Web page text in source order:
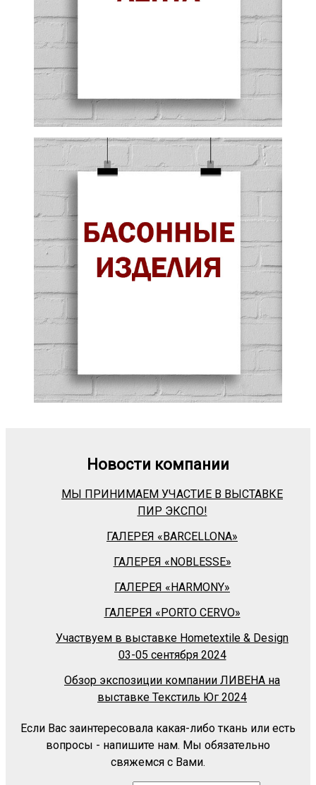
Новости компании
МЫ ПРИНИМАЕМ УЧАСТИЕ В ВЫСТАВКЕ
ПИР ЭКСПО!
ГАЛЕРЕЯ «BARСELLONA»
ГАЛЕРЕЯ «NOBLESSE»
ГАЛЕРЕЯ «HARMONY»
ГАЛЕРЕЯ «PORTO CERVO»
Участвуем в выставке Hometextile & Design
03-05 сентября 2024
Обзор экспозиции компании ЛИВЕНА на
выставке Текстиль Юг 2024
Если Вас заинтересовала какая-либо ткань или есть
вопросы - напишите нам. Мы обязательно
свяжемся с Вами.